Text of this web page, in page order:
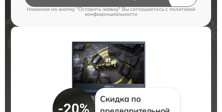
Нажимая на кнопку "Оставить заявку" Вы соглашаетесь cполитикой
конфиденциальности
Скидка по